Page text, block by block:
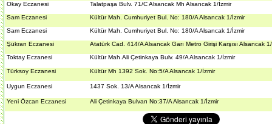
Okay Eczanesi
Talatpaşa Bulv. 71/C Alsancak Mh Alsancak 1/İzmir
Sam Eczanesi
Kültür Mah. Cumhuriyet Bul. No: 180/A Alsancak 1/İzmir
Sam Eczanesi
Kültür Mah. Cumhuriyet Bul. No: 180/A Alsancak 1/İzmir
Şükran Eczanesi
Atatürk Cad. 414/A Alsancak Garı Metro Girişi Karşısı Alsancak
Toktay Eczanesi
Kültür Mah.Ali Çetinkaya Bulv. 49/A Alsancak 1/İzmir
Türksoy Eczanesi Kültür Mh 1392 Sok. No:5/A Alsancak 1/İzmir
Uygun Eczanesi 1437 Sok. 13/A Alsancak 1/İzmir
Yeni Özcan Eczanesi Ali Çetinkaya Bulvarı No:37/A Alsancak 1/İzmir